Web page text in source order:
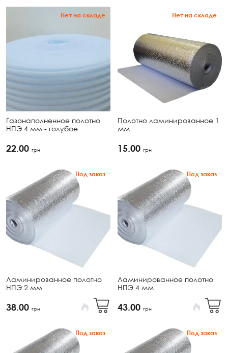
Нет на складе
Газонаполненное полотно
НПЭ 4 мм - голубое
22.00 грн
Нет на складе
Полотно ламинированное 1
мм
15.00 грн
Под заказ
Ламинированное полотно
НПЭ 2 мм
38.00 грн
Под заказ
Ламинированное полотно
НПЭ 4 мм
43.00 грн
Под заказ Под заказ